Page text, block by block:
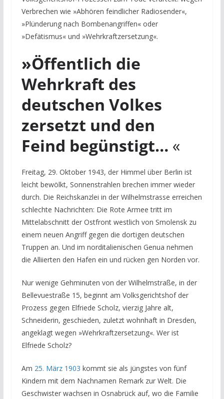
Verbrechen wie »Abhören feindlicher Radiosender«,
»Plünderung nach Bombenangriffen« oder
»Defätismus« und »Wehrkraftzersetzung«.
»Öffentlich die
Wehrkraft des
deutschen Volkes
zersetzt und den
Feind begünstigt… «
Freitag, 29. Oktober 1943, der Himmel über Berlin ist
leicht bewölkt, Sonnenstrahlen brechen immer wieder
durch. Die Reichskanzlei in der Wilhelmstrasse erreichen
schlechte Nachrichten: Die Rote Armee tritt im
Mittelabschnitt der Ostfront westlich von Smolensk zu
einem neuen Angriff gegen die dortigen deutschen
Truppen an. Und im norditalienischen Genua nehmen
die Alliierten den Hafen ein und rücken gen Norden vor.
Nur wenige Gehminuten von der Wilhelmstraße, in der
Bellevuestraße 15, beginnt am Volksgerichtshof der
Prozess gegen Elfriede Scholz, vierzig Jahre alt,
Schneiderin, geschieden, zuletzt wohnhaft in Dresden,
angeklagt wegen »Wehrkraftzersetzung«. Wer ist
Elfriede Scholz?
Am 25. März 1903 kommt sie als jüngstes von fünf
Kindern mit dem Nachnamen Remark zur Welt. Die
Geschwister wachsen in Osnabrück auf, wo die Familie